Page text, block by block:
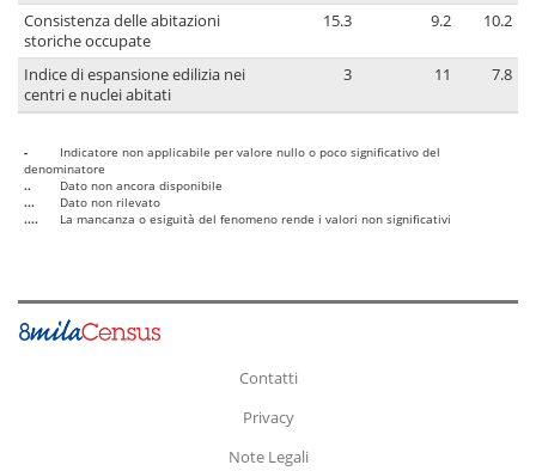
Consistenza delle abitazioni
storiche occupate
15.3 9.2 10.2
Indice di espansione edilizia nei
centri e nuclei abitati
3 11 7.8
-
Indicatore non applicabile per valore nullo o poco significativo del
denominatore
..
Dato non ancora disponibile
...
Dato non rilevato
....
La mancanza o esiguità del fenomeno rende i valori non significativi
Contatti
Privacy
Note Legali